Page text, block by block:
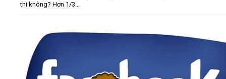
thì không? Hơn 1/3...